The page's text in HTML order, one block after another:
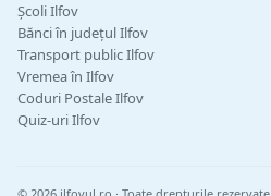
Școli Ilfov
Bănci în județul Ilfov
Transport public Ilfov
Vremea în Ilfov
Coduri Postale Ilfov
Quiz-uri Ilfov